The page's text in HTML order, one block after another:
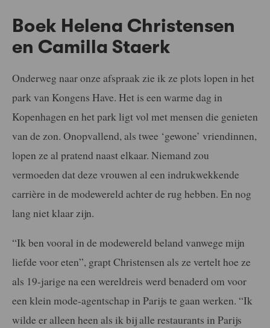
Boek Helena Christensen
en Camilla Staerk
Onderweg naar onze afspraak zie ik ze plots lopen in het
park van Kongens Have. Het is een warme dag in
Kopenhagen en het park ligt vol met mensen die genieten
van de zon. Onopvallend, als twee ‘gewone’ vriendinnen,
lopen ze al pratend naast elkaar. Niemand zou
vermoeden dat deze vrouwen al een indrukwekkende
carrière in de modewereld achter de rug hebben. En nog
lang niet klaar zijn.
“Ik ben vooral in de modewereld beland vanwege mijn
liefde voor eten”, grapt Christensen als ze vertelt hoe ze
als 19-jarige na een wereldreis werd benaderd om voor
een klein mode-agentschap in Parijs te gaan werken. “Ik
wilde er alleen heen als ik bij alle restaurants in Parijs